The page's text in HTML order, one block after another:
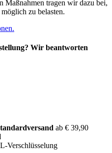
Maßnahmen tragen wir dazu bei,
zu belasten.
Wir beantworten
ab € 39,90
Verschlüsselung